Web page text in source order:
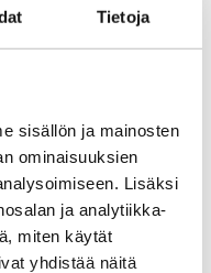
Tietoja
sisällön ja mainosten
ominaisuuksien
Lisäksi
ja analytiikka-
miten käytät
yhdistää näitä
vieras asia hyvä
strategia halutaan
käyttäen oikeita
ketterä,
jne. Jos lukee
että se ei
– halutaan
kaikille mitä
tehdä myös